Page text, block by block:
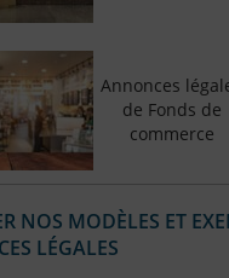
Annonces
de Fonds de
commerce
NOS MODÈLES ET
LÉGALES